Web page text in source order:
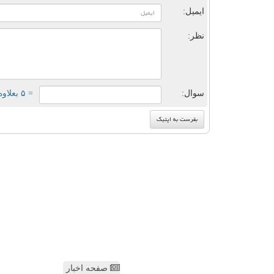
ایمیل:
نظر:
سوال: = ۵ بعلاوه ۱
صفحه اخبار